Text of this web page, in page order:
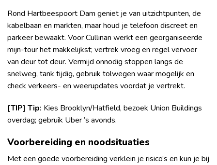
Rond Hartbeespoort Dam geniet je van uitzichtpunten, de
kabelbaan en markten, maar houd je telefoon discreet en
parkeer bewaakt. Voor Cullinan werkt een georganiseerde
mijn-tour het makkelijkst; vertrek vroeg en regel vervoer
van deur tot deur. Vermijd onnodig stoppen langs de
snelweg, tank tijdig, gebruik tolwegen waar mogelijk en
check verkeers- en weerupdates voordat je vertrekt.
[TIP] Tip: Kies Brooklyn/Hatfield, bezoek Union Buildings
overdag; gebruik Uber ’s avonds.
Voorbereiding en noodsituaties
Met een goede voorbereiding verklein je risico’s en kun je bij